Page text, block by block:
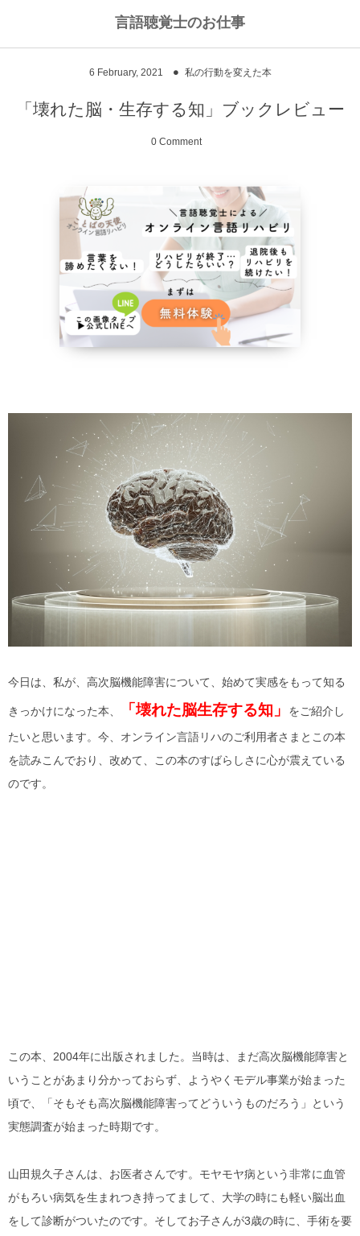
言語聴覚士のお仕事
6 February, 2021 私の行動を変えた本
「壊れた脳・生存する知」ブックレビュー
0 Comment
今日は、私が、高次脳機能障害について、始めて実感をもって知る
きっかけになった本、 「壊れた脳生存する知」
をご紹介し
たいと思います。今、オンライン言語リハのご利用者さまとこの本
を読みこんでおり、改めて、この本のすばらしさに心が震えている
のです。
この本、2004年に出版されました。当時は、まだ高次脳機能障害と
いうことがあまり分かっておらず、ようやくモデル事業が始まった
頃で、「そもそも高次脳機能障害ってどういうものだろう」という
実態調査が始まった時期です。
山田規久子さんは、お医者さんです。モヤモヤ病という非常に血管
がもろい病気を生まれつき持ってまして、大学の時にも軽い脳出血
をして診断がついたのです。そしてお子さんが3歳の時に、手術を要
スピーチコネクト
脳に何かがあったとき
NPO法人Reジョブ大阪
貧血改善